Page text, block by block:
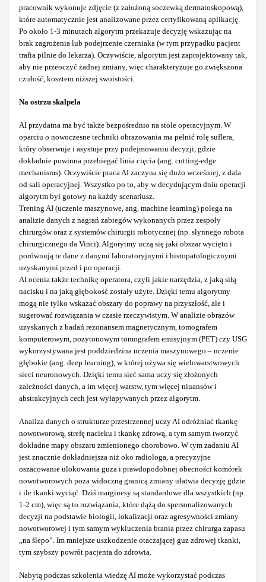
pracownik wykonuje zdjęcie (z założoną soczewką dermatoskopową),
które automatycznie jest analizowane przez certyfikowaną aplikację.
Po około 1-3 minutach algorytm przekazuje decyzję wskazując na
brak zagrożenia lub podejrzenie czerniaka (w tym przypadku pacjent
trafia pilnie do lekarza). Oczywiście, algorytm jest zaprojektowany tak,
aby nie przeoczyć żadnej zmiany, więc charakteryzuje go zwiększona
czułość, kosztem niższej swoistości.
Na ostrzu skalpela
AI przydatna ma być także bezpośrednio na stole operacyjnym. W
oparciu o nowoczesne techniki obrazowania ma pełnić rolę suflera,
który obserwuje i asystuje przy podejmowaniu decyzji, gdzie
dokładnie powinna przebiegać linia cięcia (ang. cutting-edge
mechanisms). Oczywiście praca AI zaczyna się dużo wcześniej, z dala
od sali operacyjnej. Wszystko po to, aby w decydującym dniu operacji
algorytm był gotowy na każdy scenariusz.
Trening AI (uczenie maszynowe, ang. machine learning) polega na
analizie danych z nagrań zabiegów wykonanych przez zespoły
chirurgów oraz z systemów chirurgii robotycznej (np. słynnego robota
chirurgicznego da Vinci). Algorytmy uczą się jaki obszar wycięto i
porównują te dane z danymi laboratoryjnymi i histopatologicznymi
uzyskanymi przed i po operacji.
AI ocenia także technikę operatora, czyli jakie narzędzia, z jaką siłą
nacisku i na jaką głębokość zostały użyte. Dzięki temu algorytmy
mogą nie tylko wskazać obszary do poprawy na przyszłość, ale i
sugerować rozwiązania w czasie rzeczywistym. W analizie obrazów
uzyskanych z badań rezonansem magnetycznym, tomografem
komputerowym, pozytonowym tomografem emisyjnym (PET) czy USG
wykorzystywana jest poddziedzina uczenia maszynowego – uczenie
głębokie (ang. deep learning), w której używa się wielowarstwowych
sieci neuronowych. Dzięki temu sieć sama uczy się złożonych
zależności danych, a im więcej warstw, tym więcej niuansów i
abstrakcyjnych cech jest wyłapywanych przez algorytm.
Analiza danych o strukturze przestrzennej uczy AI odróżniać tkankę
nowotworową, strefę nacieku i tkankę zdrową, a tym samym tworzyć
dokładne mapy obszaru zmienionego chorobowo. W tym zadaniu AI
jest znacznie dokładniejsza niż oko radiologa, a precyzyjne
oszacowanie ulokowania guza i prawdopodobnej obecności komórek
nowotworowych poza widoczną granicą zmiany ułatwia decyzję gdzie
i ile tkanki wyciąć. Dziś marginesy są standardowe dla wszystkich (np.
1-2 cm), więc są to rozwiązania, które dążą do spersonalizowanych
decyzji na podstawie biologii, lokalizacji oraz agresywności zmiany
nowotworowej i tym samym wykluczenia brania przez chirurga zapasu
„na ślepo”. Im mniejsze uszkodzenie otaczającej guz zdrowej tkanki,
tym szybszy powrót pacjenta do zdrowia.
Nabytą podczas szkolenia wiedzę AI może wykorzystać podczas